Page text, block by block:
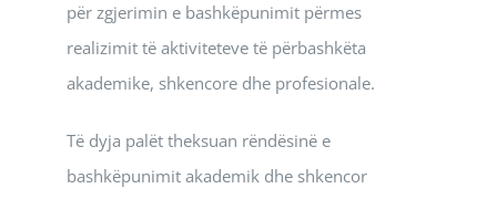
për zgjerimin e bashkëpunimit përmes
realizimit të aktiviteteve të përbashkëta
akademike, shkencore dhe profesionale.
Të dyja palët theksuan rëndësinë e
bashkëpunimit akademik dhe shkencor